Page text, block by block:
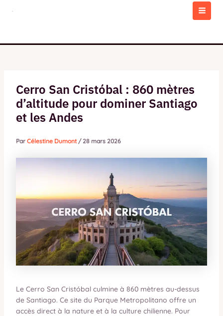
Cerro San Cristóbal : 860 mètres
d’altitude pour dominer Santiago
et les Andes
Par Célestine Dumont/ 28 mars 2026
Le Cerro San Cristóbal culmine à 860 mètres au-dessus
de Santiago. Ce site du Parque Metropolitano offre un
accès direct à la nature et à la culture chilienne. Pour